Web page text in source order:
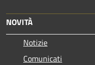
NOVITÀ
Notizie
Comunicati